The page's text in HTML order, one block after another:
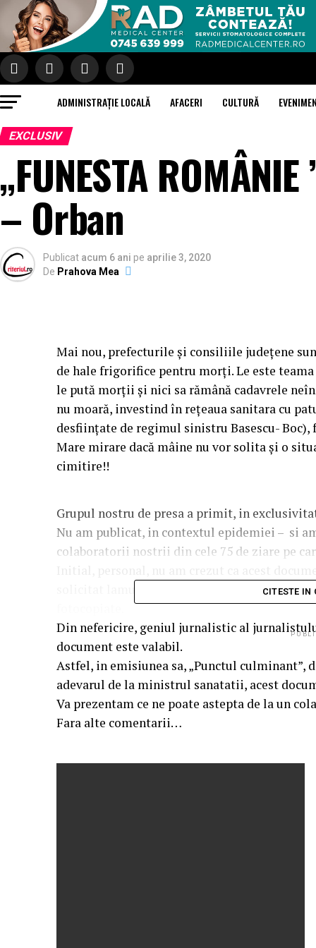
ADMINISTRAȚIE LOCALĂ AFACERI CULTURĂ
EXCLUSIV
„FUNESTA
– Orban
Publicat acum 6 ani pe aprilie 3, 2020
De Prahova Mea
Mai nou, prefecturile și consiliile județene
de hale frigorifice pentru morți. Le este
le pută morții și nici sa rămână cadavrele
nu moară, investind în rețeaua sanitara cu
desființate de regimul sinistru Basescu-
Mare mirare dacă mâine nu vor solita și o
cimitire!!
Grupul nostru de presa a primit, in
Nu am publicat, in contextul epidemiei – si
colaboratorii nostrii din cele 75 de ziare pe
solicitat lamuriri la experti care au decis, in
Din nefericire, geniul jurnalistic al
document este valabil.
Astfel, in emisiunea sa, „Punctul culminant”,
adevarul de la ministrul sanatatii, acest
Va prezentam ce ne poate astepta de la un
Fara alte comentarii…
CITESTE IN